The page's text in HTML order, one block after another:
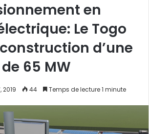
en
Le Togo
d’une
65 MW
2019 44 Temps de lecture 1 minute